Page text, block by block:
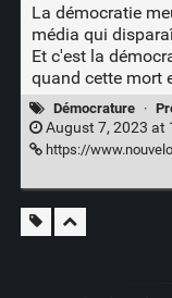
La démocratie
média qui
Et c'est la
quand cette mort
Démocrature ·
August 7, 2023 at
https://www.nouvelobs.com/societe/